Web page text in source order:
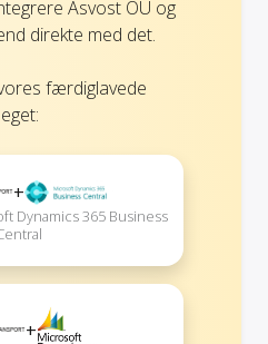
Asvost OÜ og
direkte med det.
færdiglavede
+
Dynamics 365 Business
+